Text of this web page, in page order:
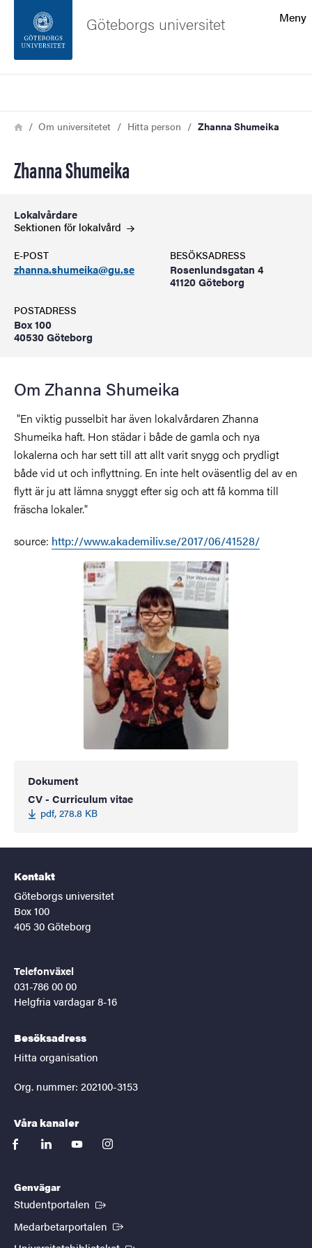
Sidfoten
Meny
Göteborgs universitet
Länkstig
HemOm universitetet Hitta person Zhanna Shumeika
Zhanna Shumeika
Lokalvårdare
Sektionen för lokalvård
E-POST
zhanna.shumeika@gu.se
BESÖKSADRESS
Rosenlundsgatan 4
41120 Göteborg
POSTADRESS
Box 100
40530 Göteborg
Om Zhanna Shumeika
"En viktig pusselbit har även lokalvårdaren Zhanna
Shumeika haft. Hon städar i både de gamla och nya
lokalerna och har sett till att allt varit snygg och prydligt
både vid ut och inflyttning. En inte helt oväsentlig del av en
flytt är ju att lämna snyggt efter sig och att få komma till
fräscha lokaler."
source: http://www.akademiliv.se/2017/06/41528/
Dokument
CV - Curriculum vitae
pdf, 278.8 KB
Kontakt
Göteborgs universitet
Box 100
405 30 Göteborg
Telefonväxel
031-786 00 00
Helgfria vardagar 8-16
Besöksadress
Hitta organisation
Org. nummer: 202100-3153
Våra kanaler
facebooklinkedinyoutubeinstagram
Genvägar
Studentportalen (Extern länk)
Medarbetarportalen (Extern länk)